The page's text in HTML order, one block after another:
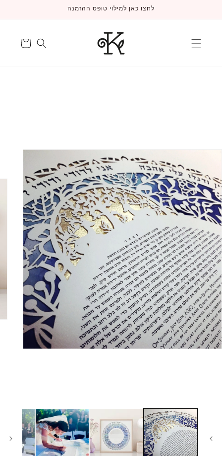
לחצו כאן למילוי טופס ההזמנה
עגלה